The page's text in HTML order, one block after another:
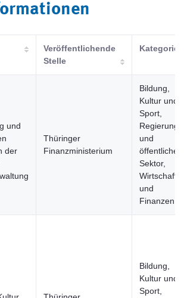
Veröffentlichende
Stelle
Kategorie
und
der
Thüringer
Finanzministerium
Bildung,
Kultur und
Sport,
Regierung
und
öffentlicher
Sektor,
Wirtschaft
und
Finanzen
Bildung,
Kultur und
Sport,